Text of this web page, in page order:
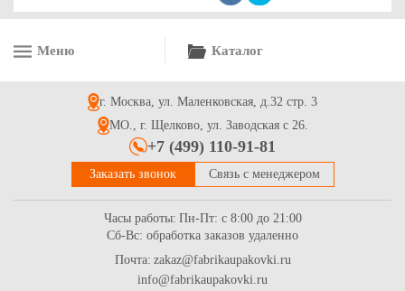
Коробка для пиццы 300*300*40 "Fupeco PizzaBox" Албус из
Меню Каталог
г. Москва, ул. Маленковская, д.32 стр. 3
МО., г. Щелково, ул. Заводская с 26.
+7 (499) 110-91-81
Заказать звонок Связь с менеджером
Часы работы: Пн-Пт: с 8:00 до 21:00
Сб-Вс: обработка заказов удаленно
Почта: zakaz@fabrikaupakovki.ru
info@fabrikaupakovki.ru